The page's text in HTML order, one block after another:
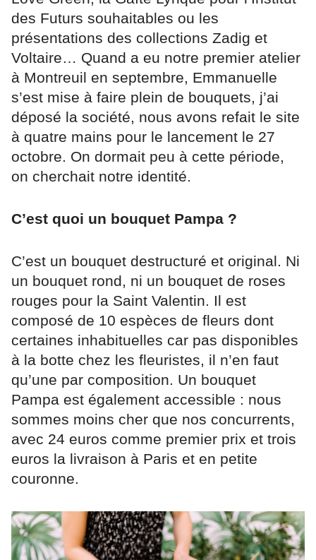
des Futurs souhaitables ou les
présentations des collections Zadig et
Voltaire… Quand a eu notre premier atelier
à Montreuil en septembre, Emmanuelle
s’est mise à faire plein de bouquets, j’ai
déposé la société, nous avons refait le site
à quatre mains pour le lancement le 27
octobre. On dormait peu à cette période,
on cherchait notre identité.
C’est quoi un bouquet Pampa ?
C’est un bouquet destructuré et original. Ni
un bouquet rond, ni un bouquet de roses
rouges pour la Saint Valentin. Il est
composé de 10 espèces de fleurs dont
certaines inhabituelles car pas disponibles
à la botte chez les fleuristes, il n’en faut
qu’une par composition. Un bouquet
Pampa est également accessible : nous
sommes moins cher que nos concurrents,
avec 24 euros comme premier prix et trois
euros la livraison à Paris et en petite
couronne.